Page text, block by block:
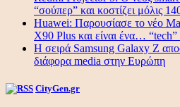
“σούπερ” και κοστίζει μόλις
Huawei: Παρουσίασε το νέο
X90 Plus και είναι ένα… “tech”
Η σειρά Samsung Galaxy Z
διάφορα media στην Ευρώπη
CityGen.gr